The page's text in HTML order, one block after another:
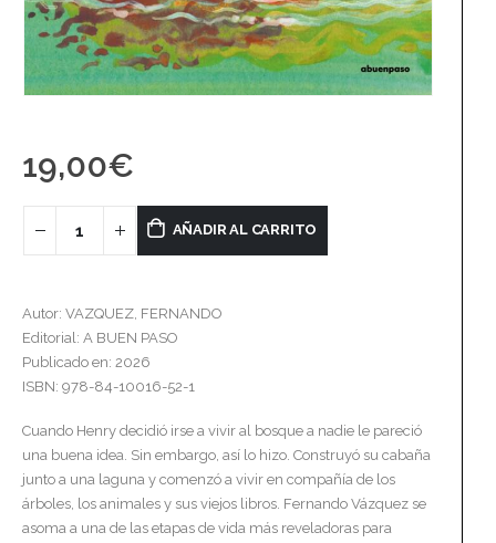
19,00€
AÑADIR AL CARRITO
Autor: VAZQUEZ, FERNANDO
Editorial: A BUEN PASO
Publicado en: 2026
ISBN: 978-84-10016-52-1
Cuando Henry decidió irse a vivir al bosque a nadie le pareció
una buena idea. Sin embargo, así lo hizo. Construyó su cabaña
junto a una laguna y comenzó a vivir en compañía de los
árboles, los animales y sus viejos libros. Fernando Vázquez se
asoma a una de las etapas de vida más reveladoras para